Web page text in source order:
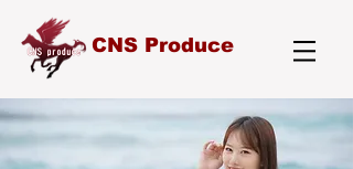
CNS Produce